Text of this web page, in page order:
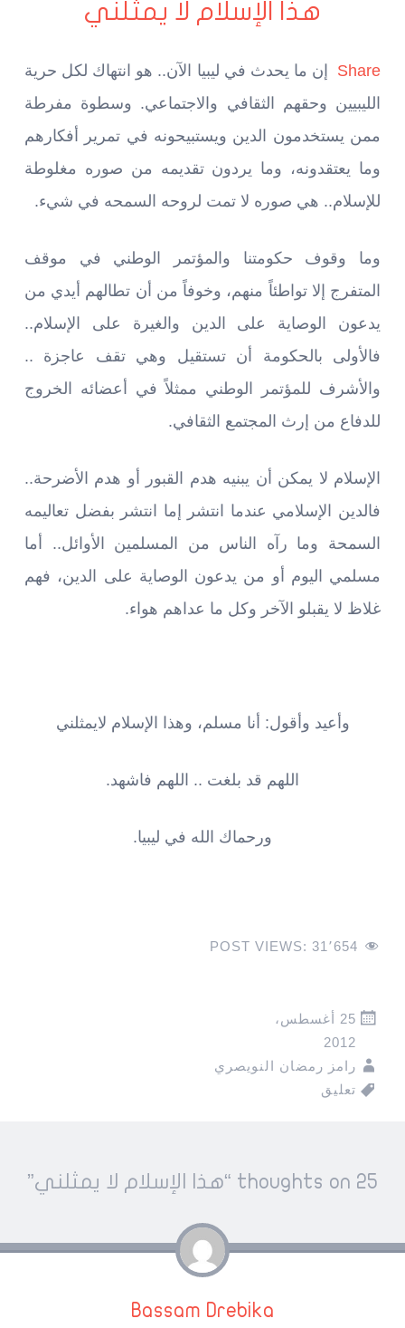
هذا الإسلام لا يمثلني
Share
إن ما يحدث في ليبيا الآن.. هو انتهاك لكل حرية
الليبيين وحقهم الثقافي والاجتماعي. وسطوة مفرطة
ممن يستخدمون الدين ويستبيحونه في تمرير أفكارهم
وما يعتقدونه، وما يردون تقديمه من صوره مغلوطة
للإسلام.. هي صوره لا تمت لروحه السمحه في شيء.
وما وقوف حكومتنا والمؤتمر الوطني في موقف
المتفرج إلا تواطئاً منهم، وخوفاً من أن تطالهم أيدي من
يدعون الوصاية على الدين والغيرة على الإسلام..
فالأولى بالحكومة أن تستقيل وهي تقف عاجزة ..
والأشرف للمؤتمر الوطني ممثلاً في أعضائه الخروج
للدفاع من إرث المجتمع الثقافي.
الإسلام لا يمكن أن يبنيه هدم القبور أو هدم الأضرحة..
فالدين الإسلامي عندما انتشر إما انتشر بفضل تعاليمه
السمحة وما رآه الناس من المسلمين الأوائل.. أما
مسلمي اليوم أو من يدعون الوصاية على الدين، فهم
غلاظ لا يقبلو الآخر وكل ما عداهم هواء.
وأعيد وأقول: أنا مسلم، وهذا الإسلام لايمثلني
اللهم قد بلغت .. اللهم فاشهد.
ورحماك الله في ليبيا.
POST VIEWS: 31٬654
25 أغسطس،
2012
رامز رمضان النويصري
تعليق
Post
navigation
25 thoughts on “ هذا الإسلام لا يمثلني”
Bassam Drebika